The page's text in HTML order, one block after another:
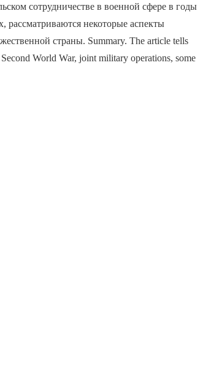
сотрудничестве в военной сфере в годы
некоторые аспекты
страны. Summary. The article tells
World War, joint military operations, some